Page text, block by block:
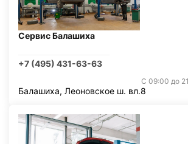
Сервис Балашиха
+7 (495) 431-63-63
С 09:00 до
Балашиха, Леоновское ш. вл.8